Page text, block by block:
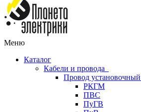
Меню
Каталог
Кабели и провода
Провод установочный
РКГМ
ПВС
ПуГВ